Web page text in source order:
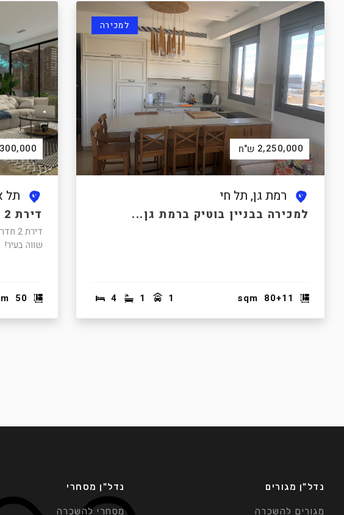
למכירה
2,250,000 ש"ח
רמת גן, תל חי
למכירה בבניין בוטיק ברמת גן...
sqm 80+11
4 1 1
תל
דירת 2 חדרים למכירה בירקון ה...
שווה בעיר!
50
נדל"ן מגורים
מגורים להשכרה
נדל"ן מסחרי
מסחרי להשכרה